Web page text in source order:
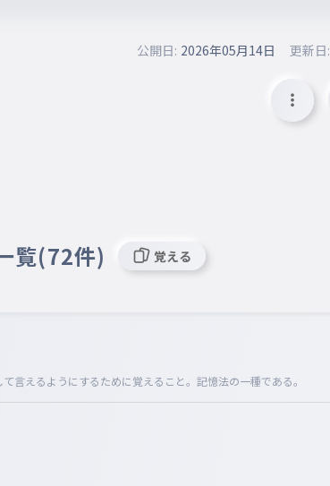
公開日: 2026年05月14日 更新日:
覧(72件) 覚える
言えるようにするために覚えること。記憶法の一種である。